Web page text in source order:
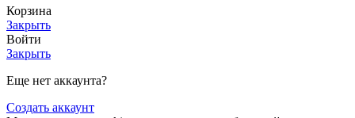
Корзина
Закрыть
Войти
Закрыть
Еще нет аккаунта?
Создать аккаунт